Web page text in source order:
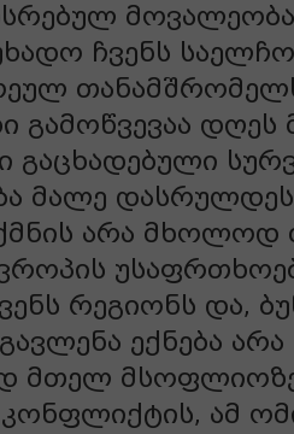
ჩვენს
გამოწვევაა დღეს
გაცხადებული
მალე
არა მხოლოდ
რეგიონს და,
ექნება
მთელ
კონფლიქტის, ამ